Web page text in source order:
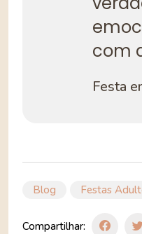
com
Festa
Blog Festas
Compartilhar: